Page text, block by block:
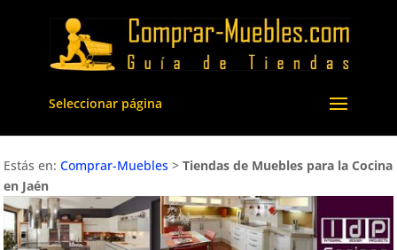
Seleccionar página
Estás en:Comprar-Muebles >Tiendas de Muebles para la Cocina
en Jaén